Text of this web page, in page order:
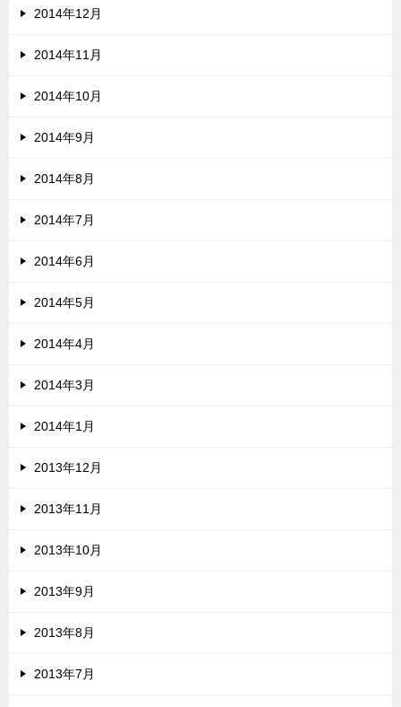
2014年12月
2014年11月
2014年10月
2014年9月
2014年8月
2014年7月
2014年6月
2014年5月
2014年4月
2014年3月
2014年1月
2013年12月
2013年11月
2013年10月
2013年9月
2013年8月
2013年7月